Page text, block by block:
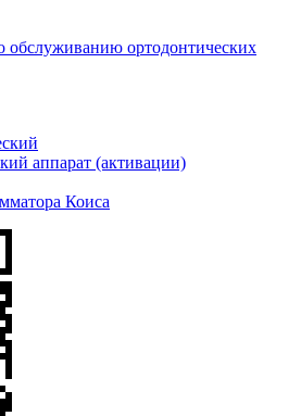
обслуживанию ортодонтических
аппарат (активации)
Коиса